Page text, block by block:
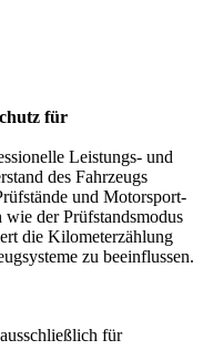
für
Leistungs- und
des Fahrzeugs
und Motorsport-
der Prüfstandsmodus
die Kilometerzählung
zu beeinflussen.
für